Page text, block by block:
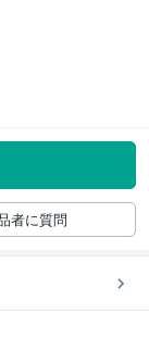
者に質問